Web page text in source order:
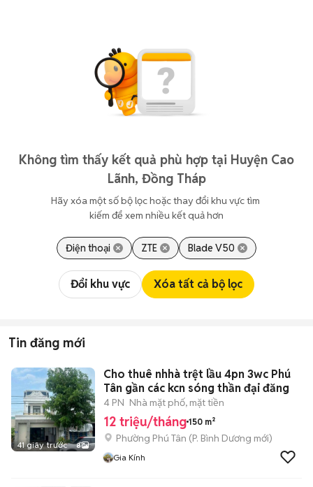
Không tìm thấy kết quả phù hợp tại Huyện Cao
Lãnh, Đồng Tháp
Hãy xóa một số bộ lọc hoặc thay đổi khu vực tìm
kiếm để xem nhiều kết quả hơn
Điện thoại ZTE Blade V50
Đổi khu vực Xóa tất cả bộ lọc
Tin đăng mới
41 giây trước 8
Cho thuê nhhà trệt lầu 4pn 3wc Phú
Tân gần các kcn sóng thần đại đăng
4 PN Nhà mặt phố, mặt tiền
12 triệu/tháng 150 m²
Phường Phú Tân (P. Bình Dương mới)
Gia Kính